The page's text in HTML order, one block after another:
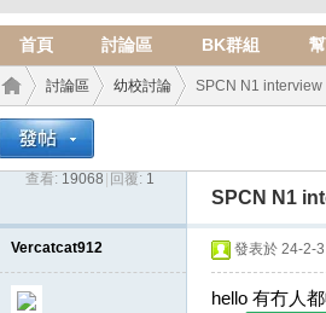
首頁 討論區 BK群組
›
討論區
›
幼校討論 SPCN N1 interview
查看: 19068 回覆: 1
SPCN N1
Vercatcat912 發表於 24-2-
hello 有冇人